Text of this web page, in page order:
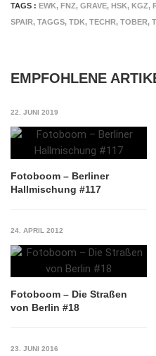
TAGS : EWK, FNZ, GRAVE, HSK, KGZ,
SPAIR, TAGGS, TDK, TECHR, TOBER,
EMPFOHLENE
22. JUNI 2019
Fotoboom – Berliner
Hallmischung #117
24. APRIL 2012
Fotoboom – Die Straßen
von Berlin #18
23. JUNI 2016